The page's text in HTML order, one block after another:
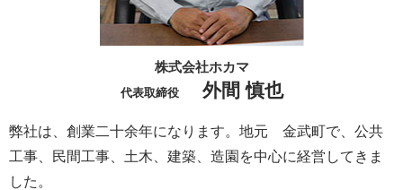
株式会社ホカマ
代表取締役 外間 慎也
弊社は、創業二十余年になります。地元 金武町で、公共
工事、民間工事、土木、建築、造園を中心に経営してきま
した。